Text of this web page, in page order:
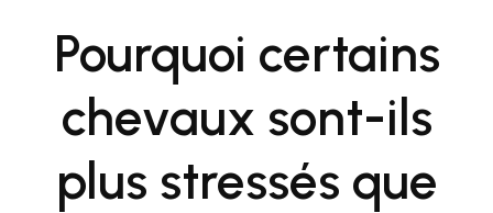
Pourquoi certains
chevaux sont-ils
plus stressés que